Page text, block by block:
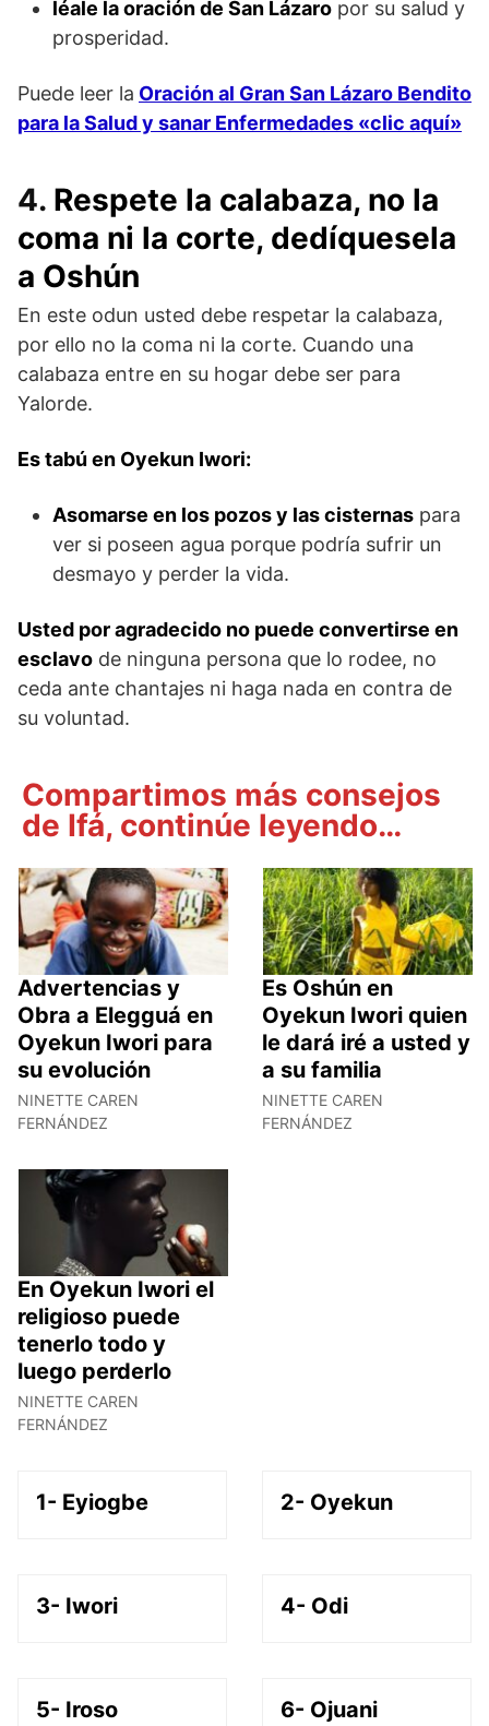
léale la oración de San Lázaro por su salud y
prosperidad.
Puede leer la Oración al Gran San Lázaro Bendito
para la Salud y sanar Enfermedades «clic aquí»
4. Respete la calabaza, no la
coma ni la corte, dedíquesela
a Oshún
En este odun usted debe respetar la calabaza,
por ello no la coma ni la corte. Cuando una
calabaza entre en su hogar debe ser para
Yalorde.
Es tabú en Oyekun Iwori:
Asomarse en los pozos y las cisternas para
ver si poseen agua porque podría sufrir un
desmayo y perder la vida.
Usted por agradecido no puede convertirse en
esclavo de ninguna persona que lo rodee, no
ceda ante chantajes ni haga nada en contra de
su voluntad.
Compartimos más consejos
de Ifá, continúe leyendo…
Advertencias y
Obra a Elegguá en
Oyekun Iwori para
su evolución
NINETTE CAREN
FERNÁNDEZ
Es Oshún en
Oyekun Iwori quien
le dará iré a usted y
a su familia
NINETTE CAREN
FERNÁNDEZ
En Oyekun Iwori el
religioso puede
tenerlo todo y
luego perderlo
NINETTE CAREN
FERNÁNDEZ
1- Eyiogbe 2- Oyekun
3- Iwori 4- Odi
5- Iroso 6- Ojuani